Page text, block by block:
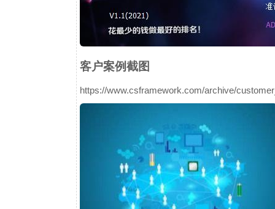
客户案例截图
https://www.csframework.com/archive/